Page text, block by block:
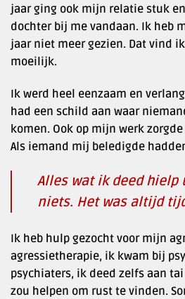
jaar ging ook mijn relatie stuk
dochter bij me vandaan. Ik heb
jaar niet meer gezien. Dat vind
moeilijk.
Ik werd heel eenzaam en
had een schild aan waar
komen. Ook op mijn werk
Als iemand mij beledigde
Alles wat ik deed
niets. Het was altijd
Ik heb hulp gezocht voor mijn
agressietherapie, ik kwam bij
psychiaters, ik deed zelfs aan
zou helpen om rust te vinden.